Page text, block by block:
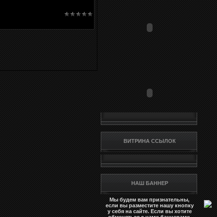
ВИТРИНА ССЫЛОК
НАШ БАННЕР
Мы будем вам признательны,
если вы разместите нашу кнопку
у себя на сайте. Если вы хотите